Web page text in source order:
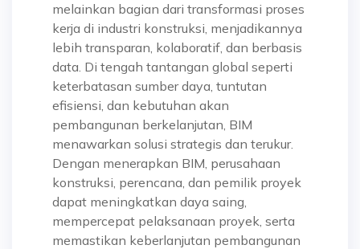
melainkan bagian dari transformasi proses
kerja di industri konstruksi, menjadikannya
lebih transparan, kolaboratif, dan berbasis
data. Di tengah tantangan global seperti
keterbatasan sumber daya, tuntutan
efisiensi, dan kebutuhan akan
pembangunan berkelanjutan, BIM
menawarkan solusi strategis dan terukur.
Dengan menerapkan BIM, perusahaan
konstruksi, perencana, dan pemilik proyek
dapat meningkatkan daya saing,
mempercepat pelaksanaan proyek, serta
memastikan keberlanjutan pembangunan